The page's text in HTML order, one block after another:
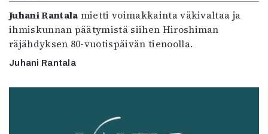
Juhani Rantala mietti voimakkainta väkivaltaa ja
ihmiskunnan päätymistä siihen Hiroshiman
räjähdyksen 80-vuotispäivän tienoolla.
Juhani Rantala